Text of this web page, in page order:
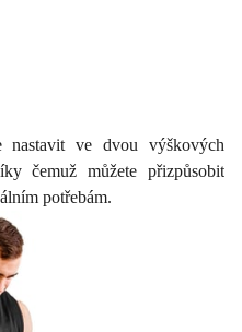
ve dvou výškových
čemuž můžete přizpůsobit
potřebám.